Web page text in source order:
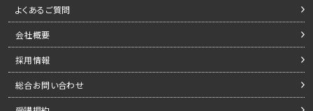
よくあるご質問
会社概要
採用情報
総合お問い合わせ